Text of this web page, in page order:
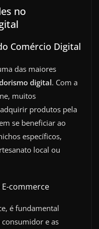
no
Comércio Digital
das maiores
digital. Com a
muitos
produtos pela
se beneficiar ao
específicos,
local ou
commerce
é fundamental
e as